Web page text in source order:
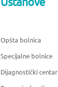
Opšta bolnica
Specijalne bolnice
Dijagnostički centar